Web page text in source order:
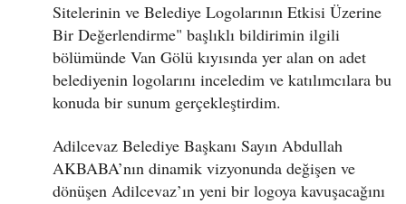
Sitelerinin ve Belediye Logolarının Etkisi Üzerine
Bir Değerlendirme" başlıklı bildirimin ilgili
bölümünde Van Gölü kıyısında yer alan on adet
belediyenin logolarını inceledim ve katılımcılara bu
konuda bir sunum gerçekleştirdim.
Adilcevaz Belediye Başkanı Sayın Abdullah
AKBABA’nın dinamik vizyonunda değişen ve
dönüşen Adilcevaz’ın yeni bir logoya kavuşacağını